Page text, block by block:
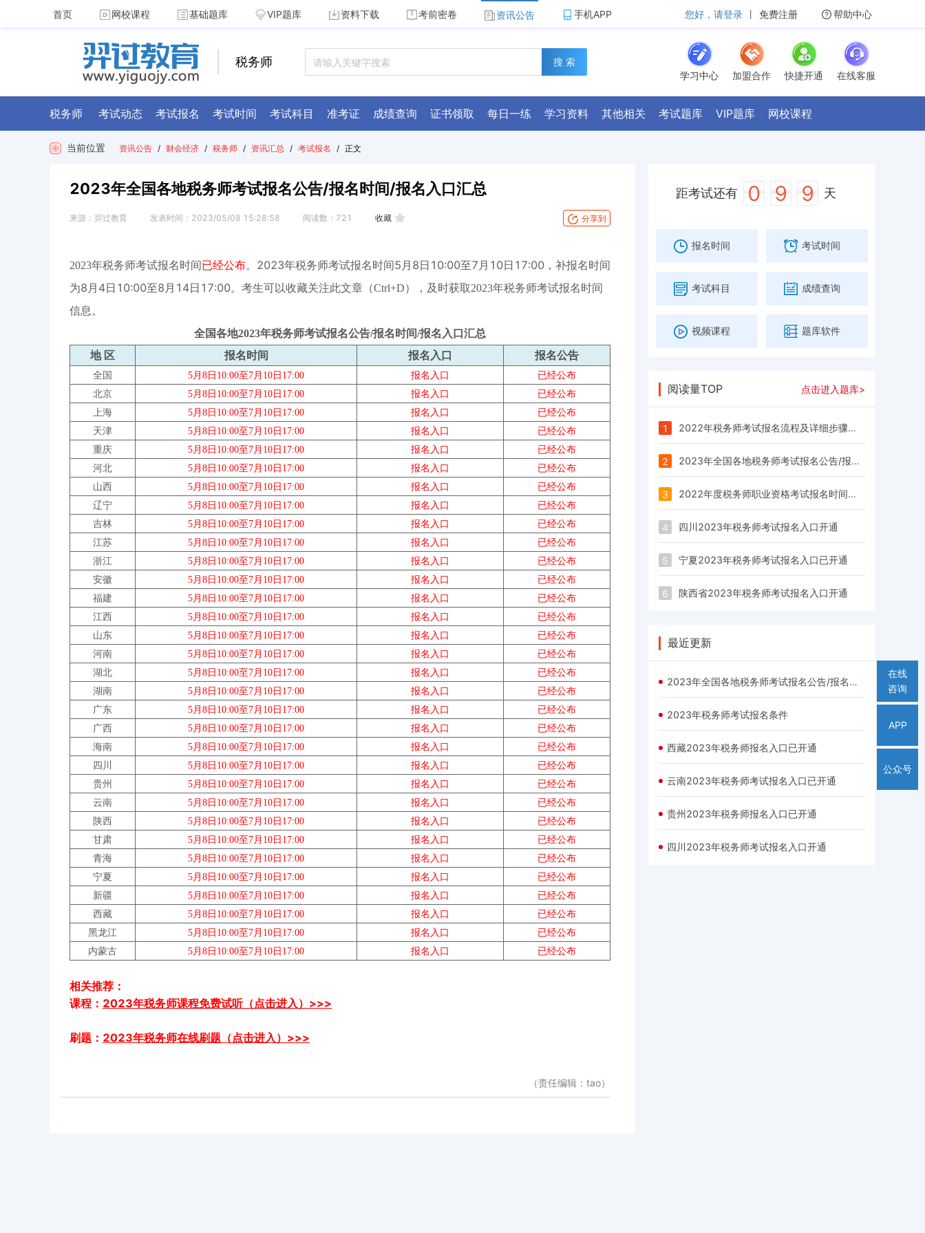
首页 网校课程 基础题库 VIP题库 资料下载 考前密卷 资讯公告 手机APP 您好，请登录 丨 免费注册 帮助中心
在线
咨询
APP
公众号
税务师
搜 索
学习中心
加盟合作 快捷开通 在线客服
税务师 考试动态 考试报名 考试时间 考试科目 准考证 成绩查询 证书领取 每日一练 学习资料 其他相关 考试题库 VIP题库 网校课程
当前位置 资讯公告 / 财会经济 / 税务师 / 资讯汇总 / 考试报名 / 正文
2023年全国各地税务师考试报名公告/报名时间/报名入口汇总
来源： 羿过教育 发表时间： 2023/05/08 15:28:58 阅读数： 721 收藏 分享到
2023年税务师考试报名时间已经公布。 2023年税务师考试报名时间5月8日10:00至7月10日17:00，补报名时间
为8月4日10:00至8月14日17:00。 考生可以收藏关注此文章（Ctrl+D），及时获取2023年税务师考试报名时间
信息。
全国各地2023年税务师考试报名公告/报名时间/报名入口汇总
地 区
报名时间 报名入口 报名公告
全国 5月8日10:00至7月10日17:00 报名入口
已经公布
北京
5月8日10:00至7月10日17:00 报名入口
已经公布
上海
5月8日10:00至7月10日17:00 报名入口
已经公布
天津
5月8日10:00至7月10日17:00 报名入口
已经公布
重庆
5月8日10:00至7月10日17:00 报名入口
已经公布
河北
5月8日10:00至7月10日17:00 报名入口
已经公布
山西
5月8日10:00至7月10日17:00 报名入口
已经公布
辽宁
5月8日10:00至7月10日17:00 报名入口
已经公布
吉林
5月8日10:00至7月10日17:00 报名入口
已经公布
江苏
5月8日10:00至7月10日17:00 报名入口
已经公布
浙江
5月8日10:00至7月10日17:00 报名入口
已经公布
安徽
5月8日10:00至7月10日17:00 报名入口
已经公布
福建
5月8日10:00至7月10日17:00 报名入口
已经公布
江西
5月8日10:00至7月10日17:00 报名入口
已经公布
山东
5月8日10:00至7月10日17:00 报名入口
已经公布
河南
5月8日10:00至7月10日17:00 报名入口
已经公布
湖北
5月8日10:00至7月10日17:00 报名入口
已经公布
湖南
5月8日10:00至7月10日17:00 报名入口
已经公布
广东
5月8日10:00至7月10日17:00 报名入口
已经公布
广西
5月8日10:00至7月10日17:00 报名入口
已经公布
海南
5月8日10:00至7月10日17:00 报名入口
已经公布
四川
5月8日10:00至7月10日17:00 报名入口
已经公布
贵州
5月8日10:00至7月10日17:00 报名入口
已经公布
云南
5月8日10:00至7月10日17:00 报名入口
已经公布
陕西
5月8日10:00至7月10日17:00 报名入口
已经公布
甘肃
5月8日10:00至7月10日17:00 报名入口
已经公布
青海
5月8日10:00至7月10日17:00 报名入口
已经公布
宁夏
5月8日10:00至7月10日17:00 报名入口
已经公布
新疆
5月8日10:00至7月10日17:00 报名入口
已经公布
西藏
5月8日10:00至7月10日17:00 报名入口
已经公布
黑龙江
5月8日10:00至7月10日17:00 报名入口
已经公布
内蒙古
5月8日10:00至7月10日17:00 报名入口 已经公布
相关推荐：
课程： 2023年税务师课程免费试听（点击进入）>>>
刷题： 2023年税务师在线刷题（点击进入）>>>
（责任编辑：tao）
距考试还有 0 9 9 天
报名时间 考试时间
考试科目 成绩查询
视频课程 题库软件
阅读量TOP 点击进入题库>
1 2022年税务师考试报名流程及详细步骤（电脑端和手机端）
2 2023年全国各地税务师考试报名公告/报名时间/报名入口汇总
3 2022年度税务师职业资格考试报名时间及报名条件
4 四川2023年税务师考试报名入口开通
5 宁夏2023年税务师考试报名入口已开通
6 陕西省2023年税务师考试报名入口开通
最近更新
2023年全国各地税务师考试报名公告/报名时间/报名入口汇总
2023年税务师考试报名条件
西藏2023年税务师报名入口已开通
云南2023年税务师考试报名入口已开通
贵州2023年税务师报名入口已开通
四川2023年税务师考试报名入口开通